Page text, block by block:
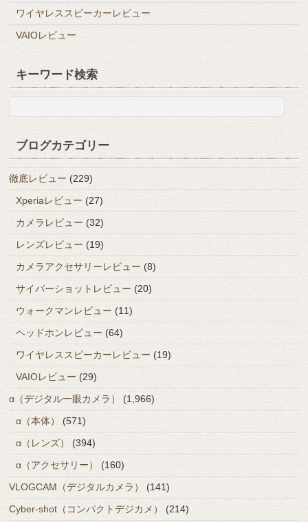
ワイヤレススピーカーレビュー
VAIOレビュー
キーワード検索
ブログカテゴリー
徹底レビュー (229)
Xperiaレビュー (27)
カメラレビュー (32)
レンズレビュー (19)
カメラアクセサリーレビュー (8)
サイバーショットレビュー (20)
ウォークマンレビュー (11)
ヘッドホンレビュー (64)
ワイヤレススピーカーレビュー (19)
VAIOレビュー (29)
α（デジタル一眼カメラ）
(1,966)
α（本体）
(571)
α（レンズ）
(394)
α（アクセサリー）
(160)
VLOGCAM（デジタルカメラ）
(141)
Cyber-shot（コンパクトデジカメ）
(214)